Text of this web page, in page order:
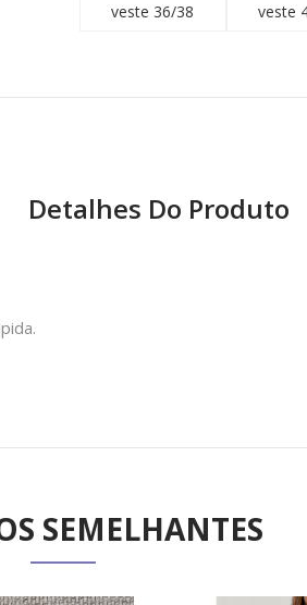
veste 36/38
veste
Detalhes Do Produto
SEMELHANTES